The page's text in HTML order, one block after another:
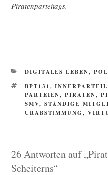
Piratenparteitags.
KATEGORIEN
DIGITALES LEBEN,
SCHLAGWÖRTER
BPT131,
PARTEIEN, PIRATEN,
SMV, STÄNDIGE
URABSTIMMUNG,
26 Antworten auf
Scheiterns“